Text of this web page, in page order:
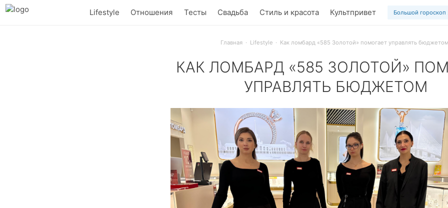
Lifestyle Отношения Тесты Свадьба Стиль и красота Культпривет Большой гороскоп
Главная Lifestyle Как ломбард «585 Золотой» помогает управлять бюджетом
КАК ЛОМБАРД «585 ЗОЛОТОЙ»
УПРАВЛЯТЬ БЮДЖЕТОМ
Разбираем, как ломбард «585 Золотой» помогает выгодно сдавать и